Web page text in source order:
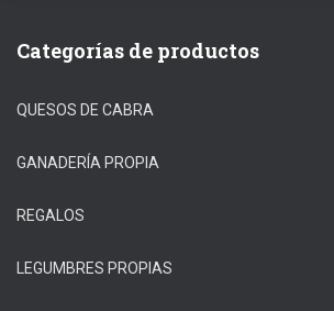
Categorías de productos
QUESOS DE CABRA
GANADERÍA PROPIA
REGALOS
LEGUMBRES PROPIAS